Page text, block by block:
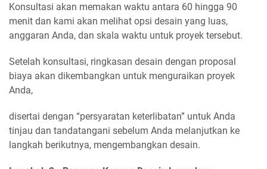
Konsultasi akan memakan waktu antara 60 hingga 90
menit dan kami akan melihat opsi desain yang luas,
anggaran Anda, dan skala waktu untuk proyek tersebut.
Setelah konsultasi, ringkasan desain dengan proposal
biaya akan dikembangkan untuk menguraikan proyek
Anda,
disertai dengan “persyaratan keterlibatan” untuk Anda
tinjau dan tandatangani sebelum Anda melanjutkan ke
langkah berikutnya, mengembangkan desain.